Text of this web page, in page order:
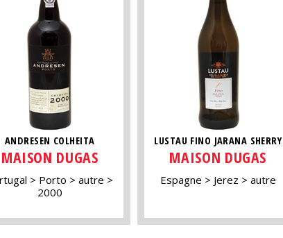
ANDRESEN COLHEITA
MAISON DUGAS
Porto
autre
2000
LUSTAU FINO JARANA SHERRY
MAISON DUGAS
Espagne Jerez autre